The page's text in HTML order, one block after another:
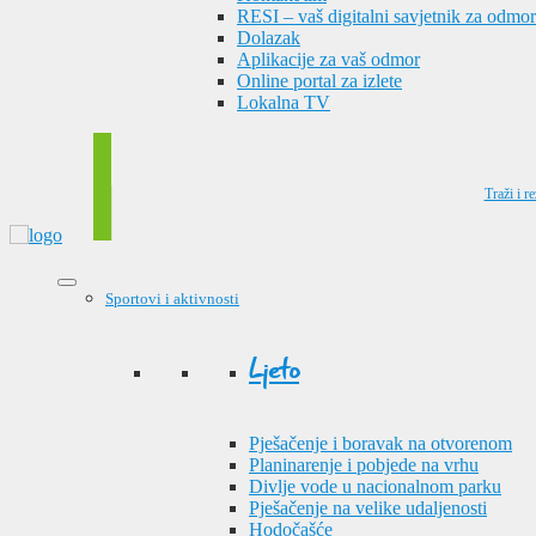
RESI – vaš digitalni savjetnik za odmor
Dolazak
Aplikacije za vaš odmor
Online portal za izlete
Lokalna TV
Traži i
Sportovi i aktivnosti
Ljeto
Pješačenje i boravak na otvorenom
Planinarenje i pobjede na vrhu
Divlje vode u nacionalnom parku
Pješačenje na velike udaljenosti
Hodočašće